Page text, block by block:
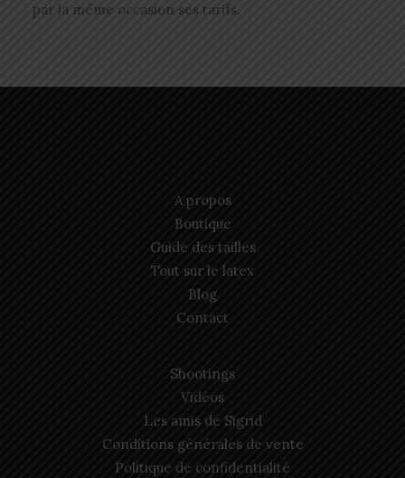
par la même occasion ses tarifs.
A propos
Boutique
Guide des tailles
Tout sur le latex
Blog
Contact
Shootings
Vidéos
Les amis de Sigrid
Conditions générales de vente
Politique de confidentialité